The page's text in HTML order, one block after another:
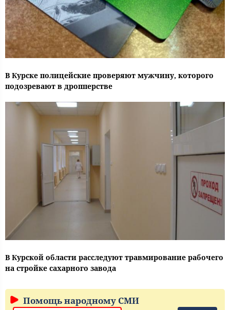
В Курске полицейские проверяют мужчину, которого
подозревают в дропперстве
В Курской области расследуют травмирование рабочего
на стройке сахарного завода
Помощь народному СМИ